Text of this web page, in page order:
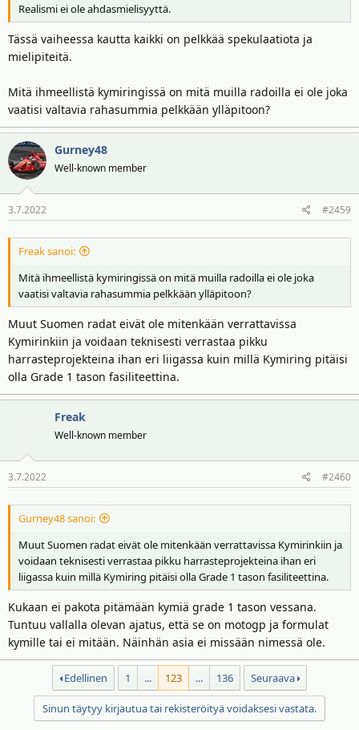
Realismi ei ole ahdasmielisyyttä.
Tässä vaiheessa kautta kaikki on pelkkää spekulaatiota ja
mielipiteitä.
Mitä ihmeellistä kymiringissä on mitä muilla radoilla ei ole joka
vaatisi valtavia rahasummia pelkkään ylläpitoon?
Gurney48
Well-known member
3.7.2022 #2459
Freak sanoi:
Mitä ihmeellistä kymiringissä on mitä muilla radoilla ei ole joka
vaatisi valtavia rahasummia pelkkään ylläpitoon?
Muut Suomen radat eivät ole mitenkään verrattavissa
Kymirinkiin ja voidaan teknisesti verrastaa pikku
harrasteprojekteina ihan eri liigassa kuin millä Kymiring pitäisi
olla Grade 1 tason fasiliteettina.
Freak
Well-known member
3.7.2022 #2460
Gurney48 sanoi:
Muut Suomen radat eivät ole mitenkään verrattavissa Kymirinkiin ja
voidaan teknisesti verrastaa pikku harrasteprojekteina ihan eri
liigassa kuin millä Kymiring pitäisi olla Grade 1 tason fasiliteettina.
Kukaan ei pakota pitämään kymiä grade 1 tason vessana.
Tuntuu vallalla olevan ajatus, että se on motogp ja formulat
kymille tai ei mitään. Näinhän asia ei missään nimessä ole.
Edellinen 1 ... 123 ... 136 Seuraava
Sinun täytyy kirjautua tai rekisteröityä voidaksesi vastata.